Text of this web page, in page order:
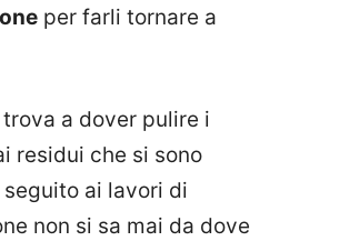
per farli tornare a
a dover pulire i
residui che si sono
ai lavori di
non si sa mai da dove